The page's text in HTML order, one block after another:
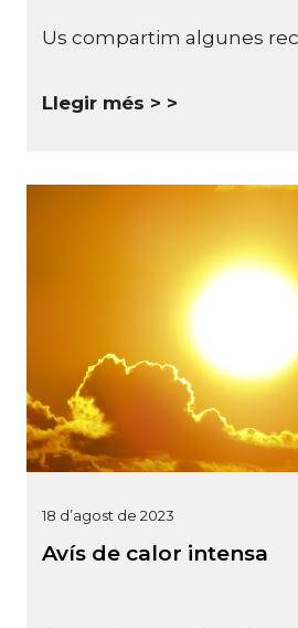
Us compartim algunes
Llegir més >
18 d’agost de 2023
Avís de calor intensa